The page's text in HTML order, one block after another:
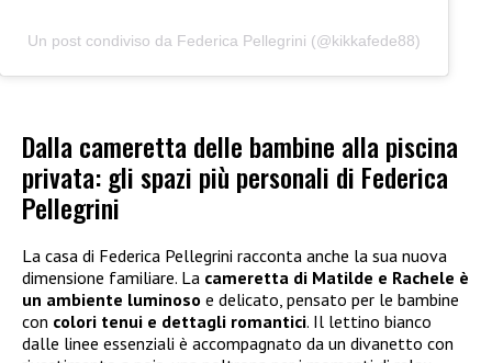
Un post condiviso da Federica Pellegrini (@kikkafede88)
Dalla cameretta delle bambine alla piscina
privata: gli spazi più personali di Federica
Pellegrini
La casa di Federica Pellegrini racconta anche la sua nuova
dimensione familiare. La cameretta di Matilde e Rachele è
un ambiente luminoso e delicato, pensato per le bambine
con colori tenui e dettagli romantici. Il lettino bianco
dalle linee essenziali è accompagnato da un divanetto con